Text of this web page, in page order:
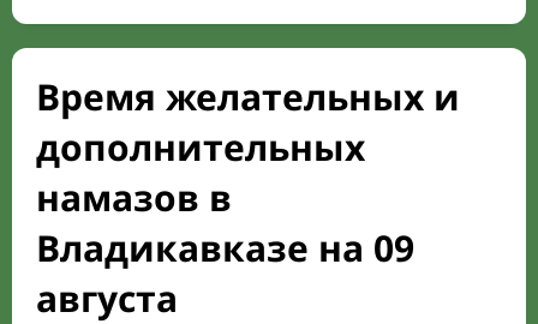
Время желательных и
дополнительных
намазов в
Владикавказе на 09
августа